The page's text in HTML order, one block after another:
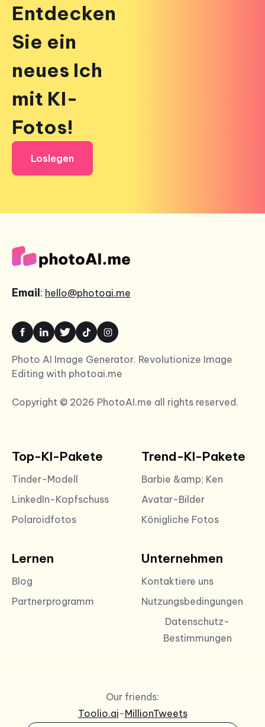
Entdecken
Sie ein
neues Ich
mit KI-
Fotos!
Loslegen
Email: hello@photoai.me
Photo AI Image Generator. Revolutionize Image
Editing with photoai.me
Copyright © 2026 PhotoAI.me all rights reserved.
Top-KI-Pakete
Tinder-Modell
LinkedIn-Kopfschuss
Polaroidfotos
Trend-KI-Pakete
Barbie &amp; Ken
Avatar-Bilder
Königliche Fotos
Lernen
Blog
Partnerprogramm
Unternehmen
Kontaktiere uns
Nutzungsbedingungen
Datenschutz-
Bestimmungen
Our friends:
Toolio.ai-MillionTweets